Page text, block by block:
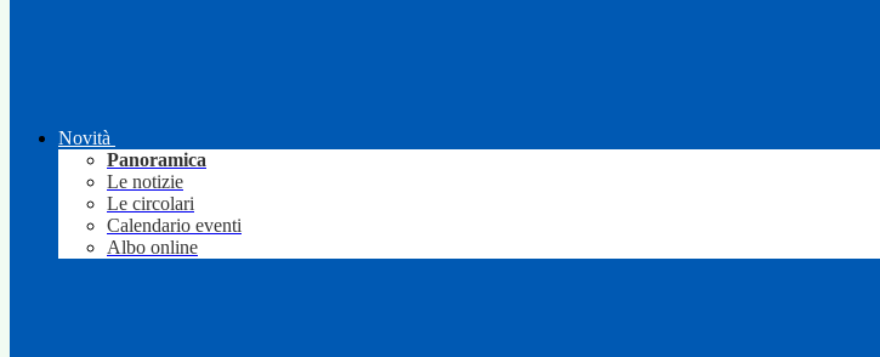
Novità
Panoramica
Le notizie
Le circolari
Calendario eventi
Albo online